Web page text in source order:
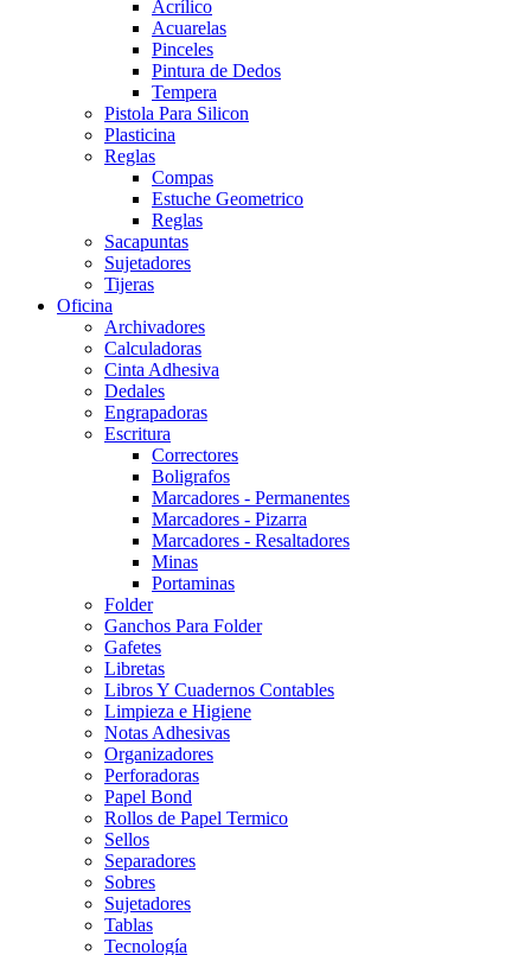
Acrílico
Acuarelas
Pinceles
Pintura de Dedos
Tempera
Pistola Para Silicon
Plasticina
Reglas
Compas
Estuche Geometrico
Reglas
Sacapuntas
Sujetadores
Tijeras
Oficina
Archivadores
Calculadoras
Cinta Adhesiva
Dedales
Engrapadoras
Escritura
Correctores
Boligrafos
Marcadores - Permanentes
Marcadores - Pizarra
Marcadores - Resaltadores
Minas
Portaminas
Folder
Ganchos Para Folder
Gafetes
Libretas
Libros Y Cuadernos Contables
Limpieza e Higiene
Notas Adhesivas
Organizadores
Perforadoras
Papel Bond
Rollos de Papel Termico
Sellos
Separadores
Sobres
Sujetadores
Tablas
Tecnología